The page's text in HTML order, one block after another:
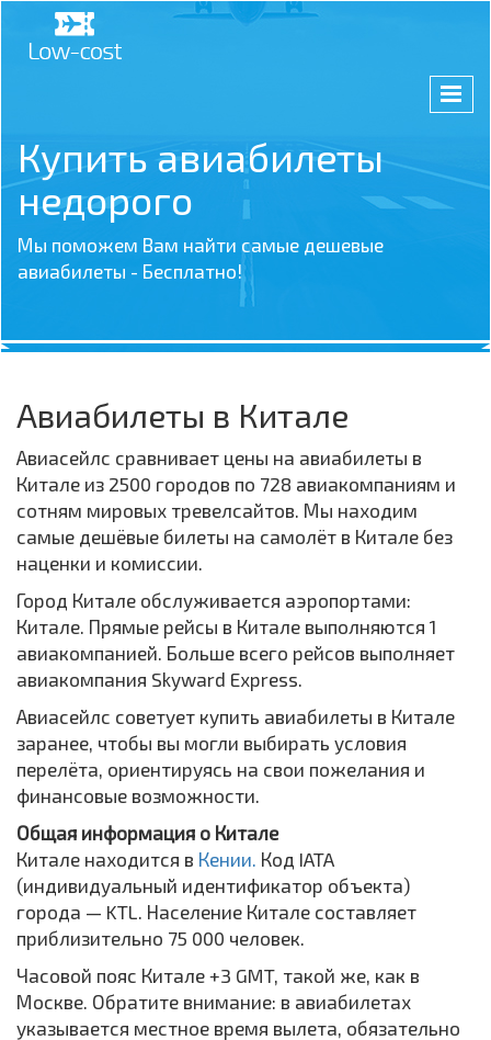
Купить авиабилеты
недорого
Мы поможем Вам найти самые дешевые
авиабилеты - Бесплатно!
Авиабилеты в Китале
Авиасейлс сравнивает цены на авиабилеты в
Китале из 2500 городов по 728 авиакомпаниям и
сотням мировых тревелсайтов. Мы находим
самые дешёвые билеты на самолёт в Китале без
наценки и комиссии.
Город Китале обслуживается аэропортами:
Китале. Прямые рейсы в Китале выполняются 1
авиакомпанией. Больше всего рейсов выполняет
авиакомпания Skyward Express.
Авиасейлс советует купить авиабилеты в Китале
заранее, чтобы вы могли выбирать условия
перелёта, ориентируясь на свои пожелания и
финансовые возможности.
Общая информация о Китале
Китале находится в Кении. Код IATA
(индивидуальный идентификатор объекта)
города — KTL. Население Китале составляет
приблизительно 75 000 человек.
Часовой пояс Китале +3 GMT, такой же, как в
Москве. Обратите внимание: в авиабилетах
указывается местное время вылета, обязательно